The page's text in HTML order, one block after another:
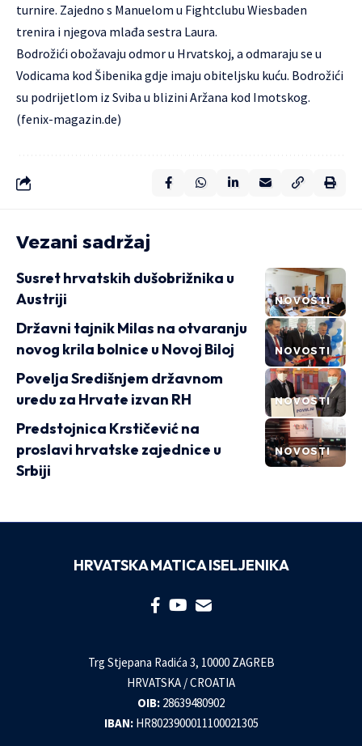
turnire. Zajedno s Manuelom u Fightclubu Wiesbaden
trenira i njegova mlađa sestra Laura.
Bodrožići obožavaju odmor u Hrvatskoj, a odmaraju se u
Vodicama kod Šibenika gdje imaju obiteljsku kuću. Bodrožići
su podrijetlom iz Sviba u blizini Aržana kod Imotskog.
(fenix-magazin.de)
Vezani sadržaj
NOVOSTI
Susret hrvatskih dušobrižnika u
Austriji
NOVOSTI
Državni tajnik Milas na otvaranju
novog krila bolnice u Novoj Biloj
NOVOSTI
Povelja Središnjem državnom
uredu za Hrvate izvan RH
NOVOSTI
Predstojnica Krstičević na
proslavi hrvatske zajednice u
Srbiji
HRVATSKA MATICA ISELJENIKA
Trg Stjepana Radića 3, 10000 ZAGREB
HRVATSKA / CROATIA
OIB: 28639480902
IBAN: HR8023900011100021305